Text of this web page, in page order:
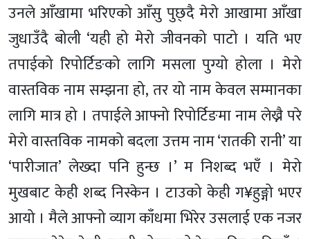
उनले आँखामा भरिएको आँसु पुछ्दै मेरो आखामा आँखा
जुधाउँदै बोली ‘यही हो मेरो जीवनको पाटो । यति भए
तपाईको रिपोर्टिङको लागि मसला पुग्यो होला । मेरो
वास्तविक नाम सम्झना हो, तर यो नाम केवल सम्मानका
लागि मात्र हो । तपाईले आफ्नो रिपोर्टिङमा नाम लेख्नै परे
मेरो वास्तविक नामको बदला उत्तम नाम ‘रातकी रानी’ या
‘पारीजात’ लेख्दा पनि हुन्छ ।’ म निशब्द भएँ । मेरो
मुखबाट केही शब्द निस्केन । टाउको केही ग¥हुङ्गो भएर
आयो । मैले आफ्नो व्याग काँधमा भिरेर उसलाई एक नजर